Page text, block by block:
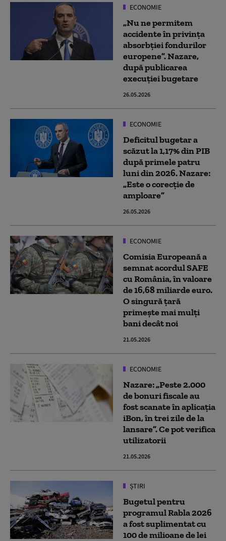
ECONOMIE
„Nu ne permitem
accidente în privința
absorbției fondurilor
europene”. Nazare,
după publicarea
execuției bugetare
26.05.2026
ECONOMIE
Deficitul bugetar a
scăzut la 1,17% din PIB
după primele patru
luni din 2026. Nazare:
„Este o corecție de
amploare”
26.05.2026
ECONOMIE
Comisia Europeană a
semnat acordul SAFE
cu România, în valoare
de 16,68 miliarde euro.
O singură țară
primește mai mulți
bani decât noi
21.05.2026
ECONOMIE
Nazare: „Peste 2.000
de bonuri fiscale au
fost scanate în aplicația
iBon, în trei zile de la
lansare”. Ce pot verifica
utilizatorii
21.05.2026
ȘTIRI
Bugetul pentru
programul Rabla 2026
a fost suplimentat cu
100 de milioane de lei